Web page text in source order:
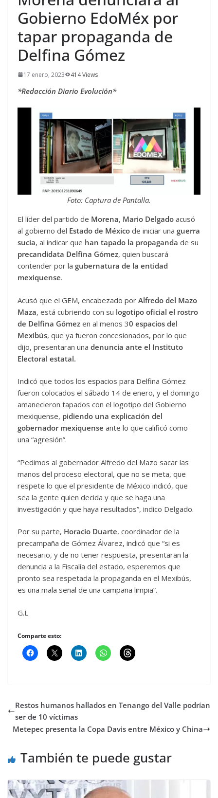
Gobierno EdoMéx por
tapar propaganda de
Delfina Gómez
17 enero, 2023 414 Views
*Redacción Diario Evolución*
Foto: Captura de Pantalla.
El líder del partido de Morena, Mario Delgado acusó
al gobierno del Estado de México de iniciar una guerra
sucia, al indicar que han tapado la propaganda de su
precandidata Delfina Gómez, quien buscará
contender por la gubernatura de la entidad
mexiquense.
Acusó que el GEM, encabezado por Alfredo del Mazo
Maza, está cubriendo con su logotipo oficial el rostro
de Delfina Gómez en al menos 30 espacios del
Mexibús, que ya fueron concesionados, por lo que
dijo, presentaran una denuncia ante el Instituto
Electoral estatal.
Indicó que todos los espacios para Delfina Gómez
fueron colocados el sábado 14 de enero, y el domingo
amanecieron tapados con el logotipo del Gobierno
mexiquense, pidiendo una explicación del
gobernador mexiquense ante lo que calificó como
una “agresión”.
“Pedimos al gobernador Alfredo del Mazo sacar las
manos del proceso electoral, que no se meta, que
respete lo que el presidente de México indicó, que
sea la gente quien decida y que se haga una
investigación y que haya resultados”, indico Delgado.
Por su parte, Horacio Duarte, coordinador de la
precampaña de Gómez Álvarez, indicó que “si es
necesario, y de no tener respuesta, presentaran la
denuncia a la Fiscalía del estado, esperemos que
pronto sea respetada la propaganda en el Mexibús,
es una mala señal de una campaña limpia”.
G.L
Comparte esto:
Restos humanos hallados en Tenango del Valle podrían
ser de 10 víctimas
Metepec presenta la Copa Davis entre México y China
También te puede gustar